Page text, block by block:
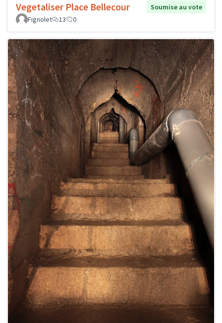
Vegetaliser Place Bellecour
Soumise au vote
Fignolet
13 0